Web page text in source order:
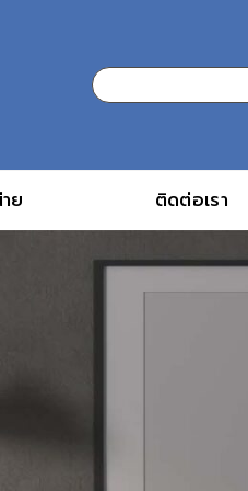
ย ติดต่อเรา